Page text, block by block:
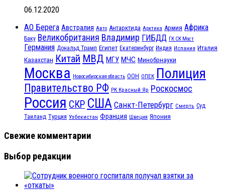
06.12.2020
АО Берега Австралия Авто Антарктида Арктика Армия Африка
Баку Великобритания Владимир ГИБДД ГК СК Мост
Германия Дональд Трамп Египет Екатеринбург Индия Испания Италия
Казахстан Китай МВД МГУ МЧС Минобрнауки
Москва Новосибирская область ООН ОПЕК Полиция
Правительство РФ РК Красный Яр Роскосмос
Россия СКР США Санкт-Петербург Смерть Суд
Таиланд Турция Узбекистан Франция Швеция Япония
Свежие комментарии
Выбор редакции